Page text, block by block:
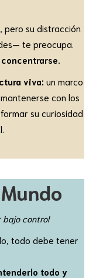
pero su distracción
te preocupa.
viva: un marco
con los
su curiosidad
bajo control
todo debe tener
todo y